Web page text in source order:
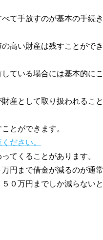
て手放すのが基本の手続き
高い財産は残すことができ
ている場合には基本的にこ
産として取り扱われること
とができます。
ださい。
てくることがあります。
円まで借金が減るのが通常
０万円までしか減らないと